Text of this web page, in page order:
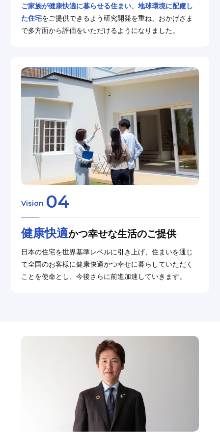
ご家族が健康快適に暮らせる住まい、地球環境に配慮し
た住宅をご提供できるよう研究開発を重ね、おかげさま
で多⽅⾯から評価をいただけるようになりました。
Vision 04
健康快適かつ幸せな⽣活のご提供
⽇本の住宅を世界基準レベルに引き上げ、住まいを通じ
て全国のお客様に健康快適かつ幸せに暮らしていただく
ことを使命とし、今後さらに前進加速していきます。